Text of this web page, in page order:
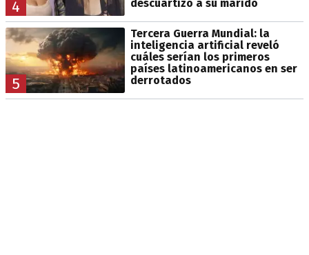
4
descuartizó a su marido
5
Tercera Guerra Mundial: la
inteligencia artificial reveló
cuáles serían los primeros
países latinoamericanos en ser
derrotados